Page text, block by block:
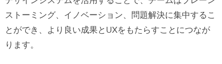
ストーミング、イノベーション、問題解決に集中するこ
とができ、より良い成果とUXをもたらすことにつなが
ります。